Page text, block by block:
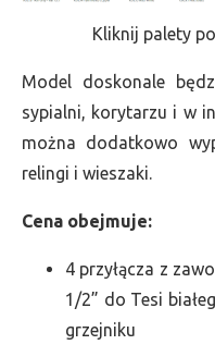
Kliknij palety
Model doskonale
sypialni, korytarzu i w
można dodatkowo
relingi i wieszaki.
Cena obejmuje:
4 przyłącza z
1/2” do Tesi
grzejniku